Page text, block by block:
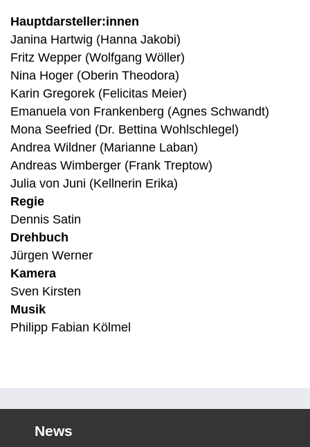
Hauptdarsteller:innen
Janina Hartwig (Hanna Jakobi)
Fritz Wepper (Wolfgang Wöller)
Nina Hoger (Oberin Theodora)
Karin Gregorek (Felicitas Meier)
Emanuela von Frankenberg (Agnes Schwandt)
Mona Seefried (Dr. Bettina Wohlschlegel)
Andrea Wildner (Marianne Laban)
Andreas Wimberger (Frank Treptow)
Julia von Juni (Kellnerin Erika)
Regie
Dennis Satin
Drehbuch
Jürgen Werner
Kamera
Sven Kirsten
Musik
Philipp Fabian Kölmel
News